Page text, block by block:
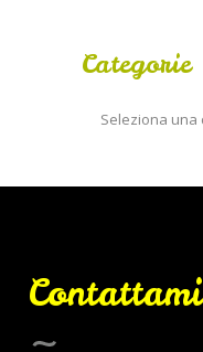
Categorie
Categorie
Contattami